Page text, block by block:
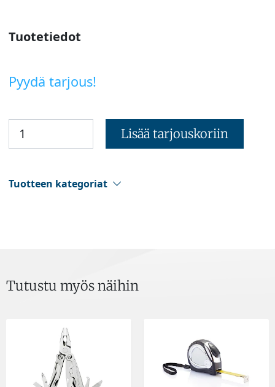
Tuotetiedot
Pyydä tarjous!
Lisää tarjouskoriin
Tuotteen kategoriat
Tutustu myös näihin